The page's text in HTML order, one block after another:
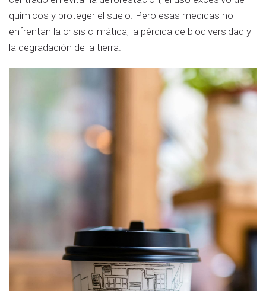
químicos y proteger el suelo. Pero esas medidas no
enfrentan la crisis climática, la pérdida de biodiversidad y
la degradación de la tierra.